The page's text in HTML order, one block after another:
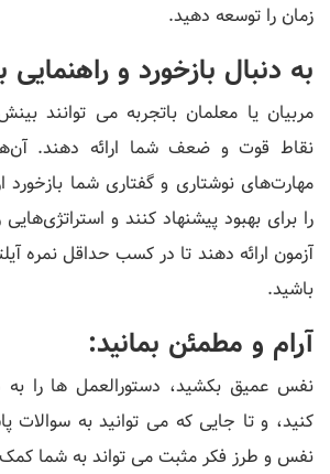
زمان را توسعه دهید.
به دنبال بازخورد و راهنمایی
مربیان یا معلمان باتجربه می توانند
نقاط قوت و ضعف شما ارائه دهند.
مهارت‌های نوشتاری و گفتاری شما بازخورد
را برای بهبود پیشنهاد کنند و استراتژی‌هایی
آزمون ارائه دهند تا در کسب حداقل نمره
باشید.
آرام و مطمئن بمانید:
نفس عمیق بکشید، دستورالعمل ها را
کنید، و تا جایی که می توانید به سوالات
نفس و طرز فکر مثبت می تواند به شما کمک